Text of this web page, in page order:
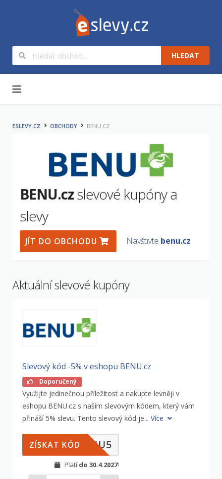
HLEDAT
ESLEVY.CZ OBCHODY BENU.CZ
BENU.czslevové kupóny a
slevy
JÍT DO OBCHODU Navštivte benu.cz
Aktuální slevové kupóny
Slevový kód -5% v eshopu BENU.cz
Doporučený
Využijte jedinečnou příležitost a nakupte levněji v
eshopu BENU.cz s naším slevovým kódem, který vám
přináší 5% slevu. Tento slevový kód je... Více
ENU5
ZÍSKAT KÓD
Platí do 30.4.2027!